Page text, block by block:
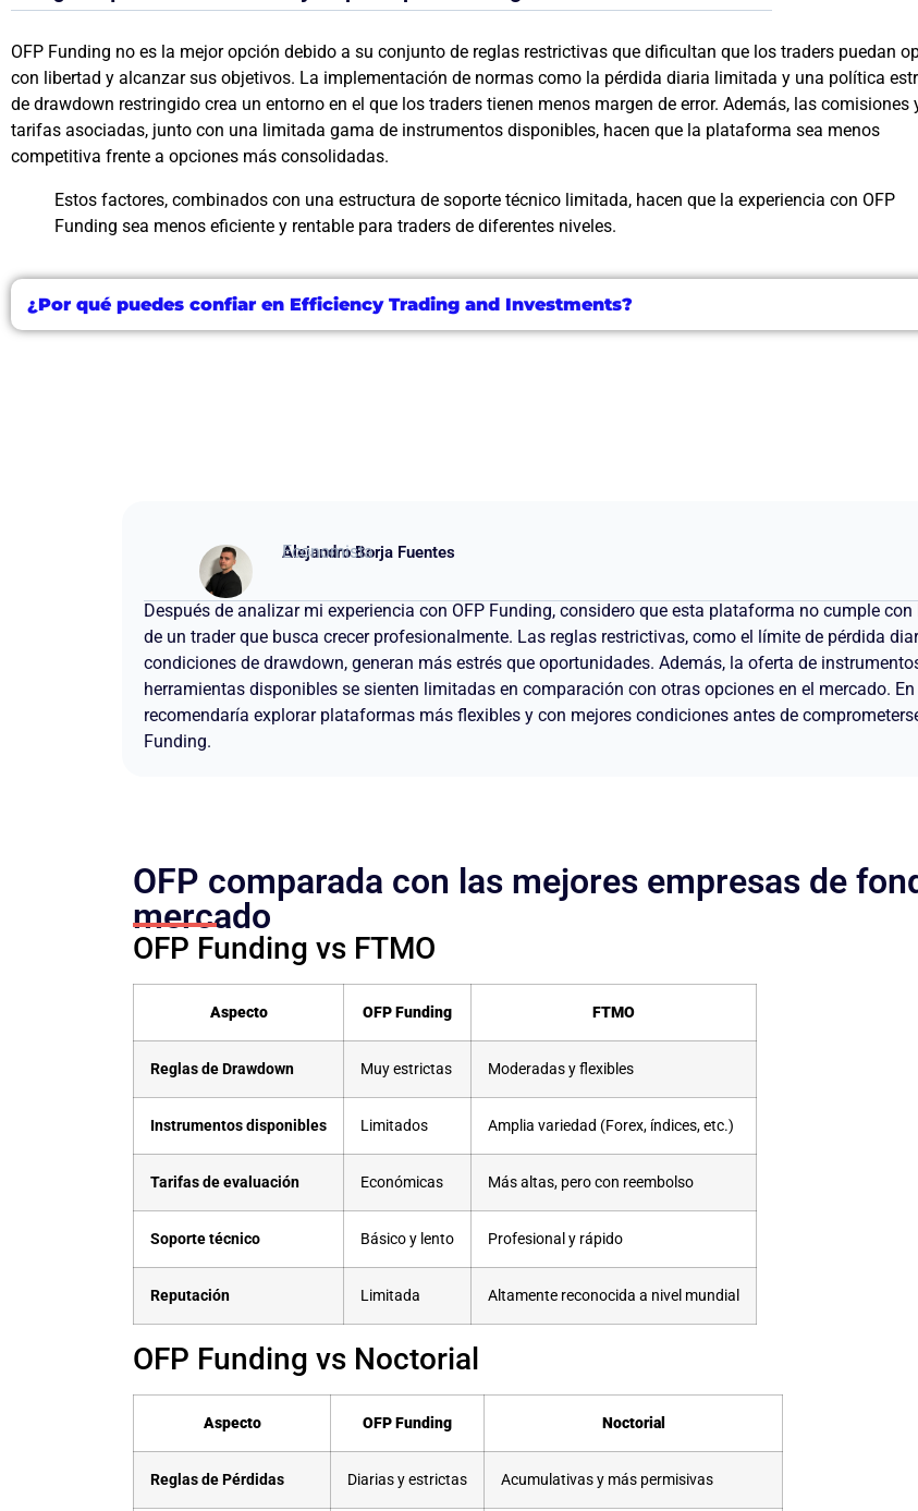
OFP Funding no es la mejor opción debido a su conjunto de reglas restrictivas que dificultan que los traders puedan
con libertad y alcanzar sus objetivos. La implementación de normas como la pérdida diaria limitada y una política
de drawdown restringido crea un entorno en el que los traders tienen menos margen de error. Además, las comisiones
tarifas asociadas, junto con una limitada gama de instrumentos disponibles, hacen que la plataforma sea menos
competitiva frente a opciones más consolidadas.
Estos factores, combinados con una estructura de soporte técnico limitada, hacen que la experiencia con OFP
Funding sea menos eficiente y rentable para traders de diferentes niveles.
¿Por qué puedes confiar en Efficiency Trading and Investments?
Alejandro Borja Fuentes
Economista
Después de analizar mi experiencia con OFP Funding, considero que esta plataforma no cumple
de un trader que busca crecer profesionalmente. Las reglas restrictivas, como el límite de pérdida
condiciones de drawdown, generan más estrés que oportunidades. Además, la oferta de
herramientas disponibles se sienten limitadas en comparación con otras opciones en el mercado. En
recomendaría explorar plataformas más flexibles y con mejores condiciones antes de
Funding.
OFP comparada con las mejores empresas de
mercado
OFP Funding vs FTMO
Aspecto OFP Funding FTMO
Reglas de Drawdown Muy estrictas Moderadas y flexibles
Instrumentos disponibles Limitados Amplia variedad (Forex, índices, etc.)
Tarifas de evaluación Económicas Más altas, pero con reembolso
Soporte técnico Básico y lento Profesional y rápido
Reputación Limitada Altamente reconocida a nivel mundial
OFP Funding vs Noctorial
Aspecto OFP Funding Noctorial
Reglas de Pérdidas Diarias y estrictas Acumulativas y más permisivas